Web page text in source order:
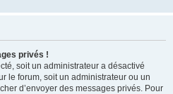
privés !
soit un administrateur a désactivé
le forum, soit un administrateur ou un
d’envoyer des messages privés. Pour